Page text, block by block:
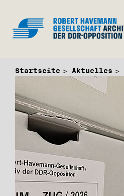
Startseite Aktuelles